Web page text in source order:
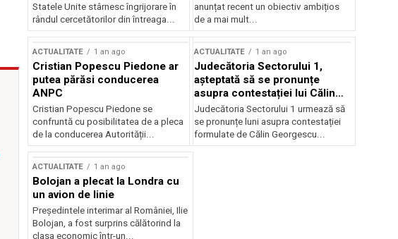
Statele Unite stârnesc îngrijorare în
rândul cercetătorilor din întreaga...
anunțat recent un obiectiv ambițios
de a mai mult...
ACTUALITATE 1 an ago
Cristian Popescu Piedone ar
putea părăsi conducerea
ANPC
Cristian Popescu Piedone se
confruntă cu posibilitatea de a pleca
de la conducerea Autorității...
ACTUALITATE 1 an ago
Judecătoria Sectorului 1,
așteptată să se pronunțe
asupra contestației lui Călin
Georgescu privind controlul
judiciar
Judecătoria Sectorului 1 urmează să
se pronunțe luni asupra contestației
formulate de Călin Georgescu...
ACTUALITATE 1 an ago
Bolojan a plecat la Londra cu
un avion de linie
Președintele interimar al României, Ilie
Bolojan, a fost surprins călătorind la
clasa economic într-un...